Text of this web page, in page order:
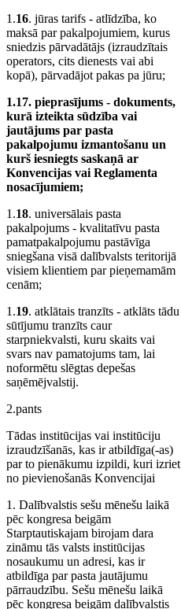
1.16. jūras tarifs - atlīdzība, ko
maksā par pakalpojumiem, kurus
sniedzis pārvadātājs (izraudzītais
operators, cits dienests vai abi
kopā), pārvadājot pakas pa jūru;
1.17. pieprasījums - dokuments,
kurā izteikta sūdzība vai
jautājums par pasta
pakalpojumu izmantošanu un
kurš iesniegts saskaņā ar
Konvencijas vai Reglamenta
nosacījumiem;
1.18. universālais pasta
pakalpojums - kvalitatīvu pasta
pamatpakalpojumu pastāvīga
sniegšana visā dalībvalsts teritorijā
visiem klientiem par pieņemamām
cenām;
1.19. atklātais tranzīts - atklāts tādu
sūtījumu tranzīts caur
starpniekvalsti, kuru skaits vai
svars nav pamatojums tam, lai
noformētu slēgtas depešas
saņēmējvalstij.
2.pants
Tādas institūcijas vai institūciju
izraudzīšanās, kas ir atbildīga(-as)
par to pienākumu izpildi, kuri izriet
no pievienošanās Konvencijai
1. Dalībvalstis sešu mēnešu laikā
pēc kongresa beigām
Starptautiskajam birojam dara
zināmu tās valsts institūcijas
nosaukumu un adresi, kas ir
atbildīga par pasta jautājumu
pārraudzību. Sešu mēnešu laikā
pēc kongresa beigām dalībvalstis